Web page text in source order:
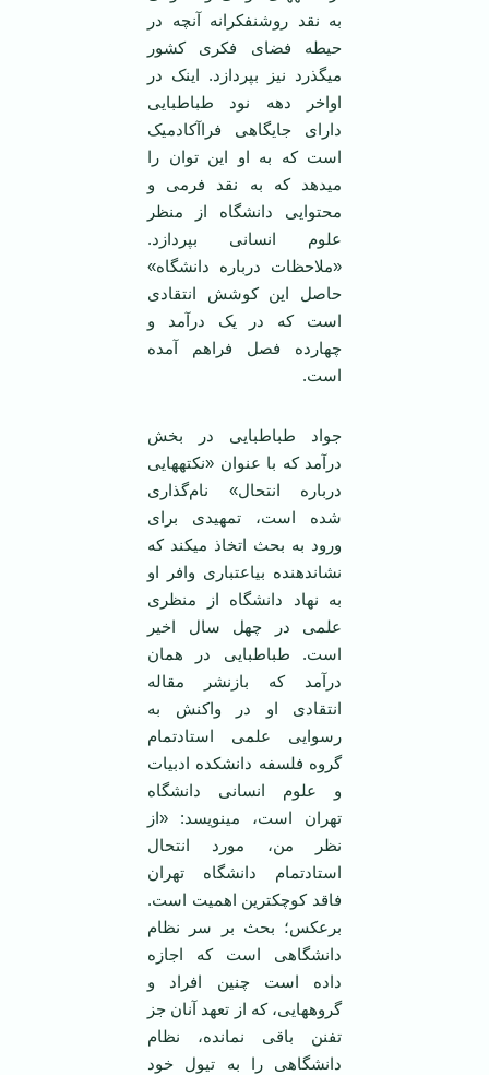
به نقد روشنفکرانه آنچه در
حیطه فضای فکری کشور
می‏گذرد نیز بپردازد. اینک در
اواخر دهه نود طباطبایی
دارای جایگاهی فراآکادمیک
است که به او این توان را
می‏دهد که به نقد فرمی و
محتوایی دانشگاه از منظر
علوم انسانی بپردازد.
«ملاحظات درباره دانشگاه»
حاصل این کوشش انتقادی
است که در یک درآمد و
چهارده فصل فراهم آمده
است.
جواد طباطبایی در بخش
درآمد که با عنوان «نکته‏هایی
درباره انتحال» نام‌گذاری
شده است، تمهیدی برای
ورود به بحث اتخاذ می‏کند که
نشان‏دهنده بی‏اعتباری وافر او
به نهاد دانشگاه از منظری
علمی در چهل سال اخیر
است. طباطبایی در همان
درآمد که بازنشر مقاله
انتقادی او در واکنش به
رسوایی علمی استادتمام
گروه فلسفه دانشکده ادبیات
و علوم انسانی دانشگاه
تهران است، می‏نویسد: «از
نظر من، مورد انتحال
استادتمام دانشگاه تهران
فاقد کوچک‏ترین اهمیت است.
برعکس؛ بحث بر سر نظام
دانشگاهی است که اجازه
داده است چنین افراد و
گروه‏هایی، که از تعهد آنان جز
تفنن باقی نمانده، نظام
دانشگاهی را به تیول خود